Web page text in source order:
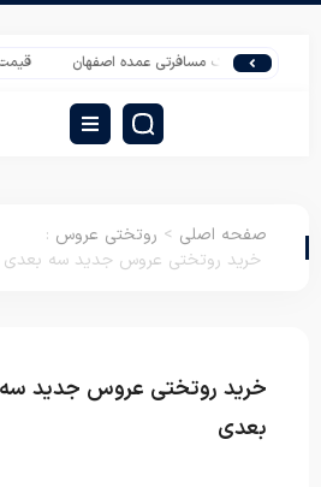
مسافرتی عمده اصفهان قیمت روبالشی
صفحه اصلی > روتختی عروس :
خرید روتختی عروس جدید سه بعدی
خرید روتختی عروس جدید سه
بعدی